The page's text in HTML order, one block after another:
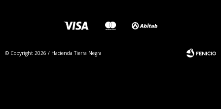
© Copyright 2026 / Hacienda Tierra Negra